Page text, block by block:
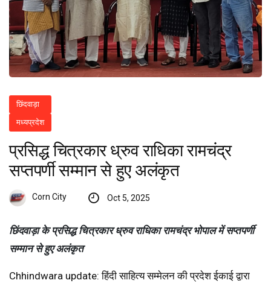
छिंदवाड़ा
मध्यप्रदेश
प्रसिद्ध चित्रकार ध्रुव राधिका रामचंद्र
सप्तपर्णी सम्मान से हुए अलंकृत
Corn City Oct 5, 2025
छिंदवाड़ा के प्रसिद्ध चित्रकार ध्रुव राधिका रामचंद्र भोपाल में सप्तपर्णी
सम्मान से हुए अलंकृत
Chhindwara update: हिंदी साहित्य सम्मेलन की प्रदेश ईकाई द्वारा